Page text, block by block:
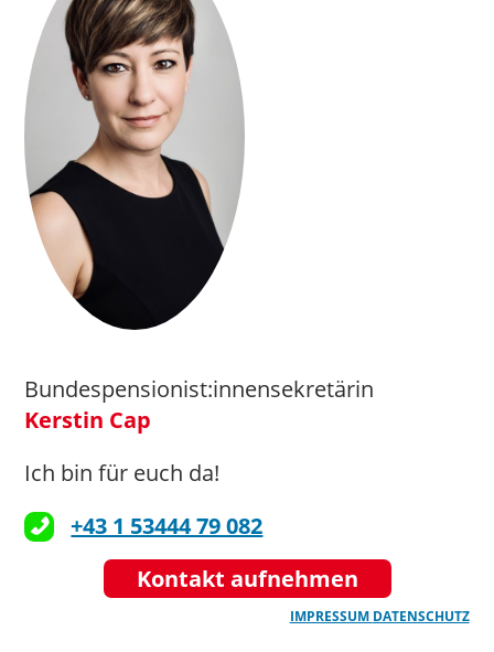
Bundespensionist:innensekretärin
Kerstin Cap
Ich bin für euch da!
+43 1 53444 79 082
Kontakt aufnehmen
IMPRESSUM DATENSCHUTZ